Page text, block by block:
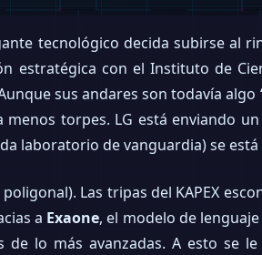
tecnológico decida subirse al
estratégica con el Instituto de
sus andares son todavía
torpes. LG está enviando
laboratorio de vanguardia) se
Las tripas del KAPEX
a Exaone, el modelo de
de lo más avanzadas. A esto se